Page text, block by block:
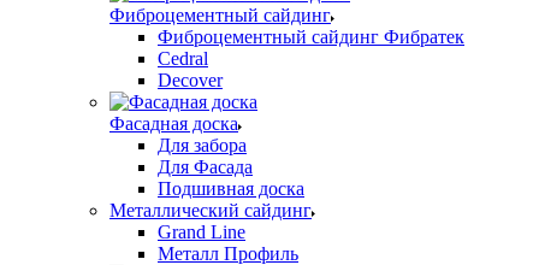
Фиброцементный сайдинг
Фиброцементный сайдинг Фибратек
Cedral
Decover
Фасадная доска
Для забора
Для Фасада
Подшивная доска
Металлический сайдинг
Grand Line
Металл Профиль